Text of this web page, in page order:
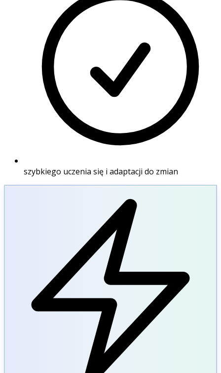
szybkiego uczenia się i adaptacji do zmian